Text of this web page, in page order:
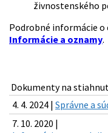
živnostenského
Podrobné informácie
Informácie a oznamy.
Dokumenty na
4. 4. 2024 | Správne a
7. 10. 2020 |